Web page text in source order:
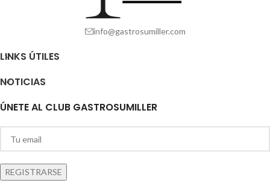
info@gastrosumiller.com
LINKS ÚTILES
NOTICIAS
ÚNETE AL CLUB GASTROSUMILLER